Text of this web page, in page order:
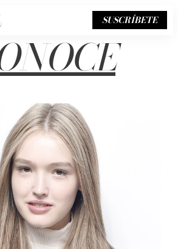
SUSCRÍBETE